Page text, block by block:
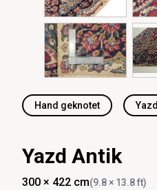
Hand geknotet Yazd
Yazd Antik
300 × 422 cm(9.8 × 13.8 ft)